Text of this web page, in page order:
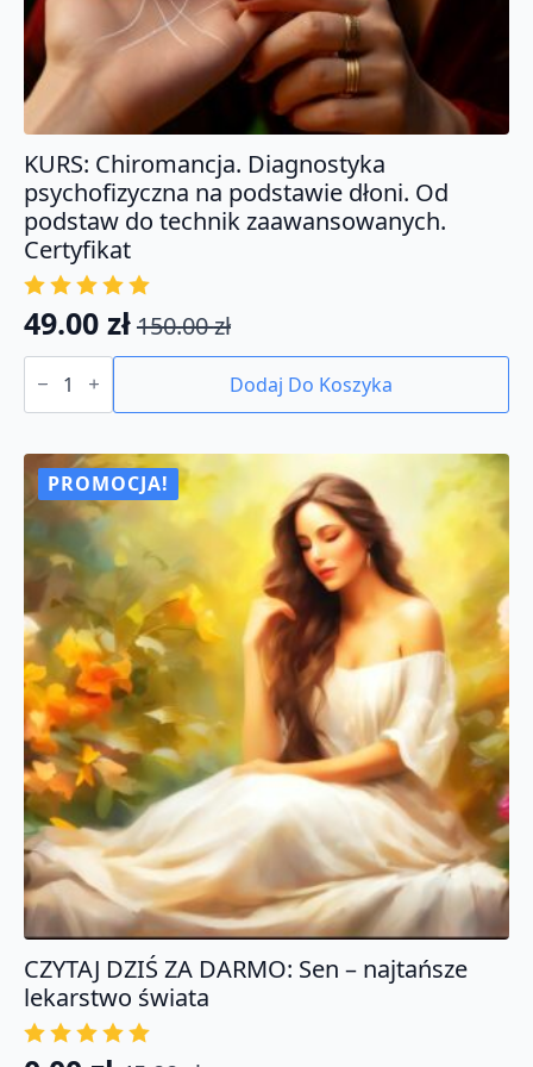
KURS: Chiromancja. Diagnostyka
psychofizyczna na podstawie dłoni. Od
podstaw do technik zaawansowanych.
Certyfikat
150.00zł
Pierwotna
cena
wynosiła:
150.00 zł.
49.00 zł
Aktualna
cena
wynosi:
49.00 zł.
ilość
KURS:
Diagnostyka
na
podstawie
dłoni.
Od
podstaw
do
technik
zaawansowanych.
Certyfikat
Dodaj Do Koszyka
PROMOCJA!
CZYTAJ DZIŚ ZA DARMO: Sen – najtańsze
lekarstwo świata